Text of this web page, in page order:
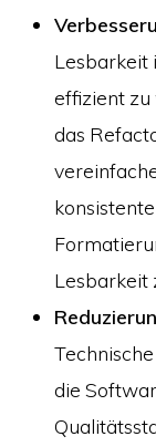
Lesbarkeit
effizient
das
Lesbarkeit
die